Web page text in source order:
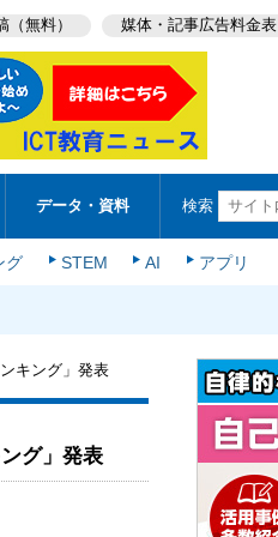
無料） 媒体・記事広告料金表
データ・資料 検索
グ STEM AI アプリ
キング」発表
グ」発表